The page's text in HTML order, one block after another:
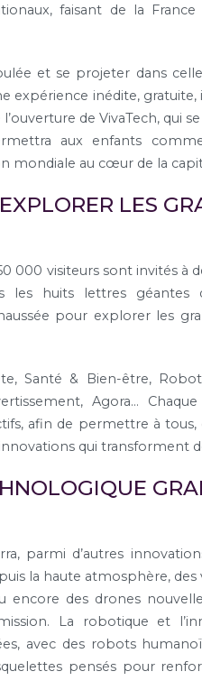
faisant de la
et se projeter dans
expérience inédite,
de VivaTech, qui se
aux enfants
mondiale au cœur de la
LES
000 visiteurs sont invités
les huits lettres
pour explorer les
Santé & Bien-être,
Agora…
afin de permettre à
qui transforment
parmi d’autres
la haute atmosphère,
encore des drones
La robotique et
avec des robots
pensés pour